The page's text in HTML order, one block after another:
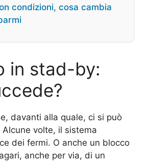
condizioni, cosa cambia
in stad-by:
davanti alla quale, ci si può
volte, il sistema
dei fermi. O anche un blocco
anche per via, di un